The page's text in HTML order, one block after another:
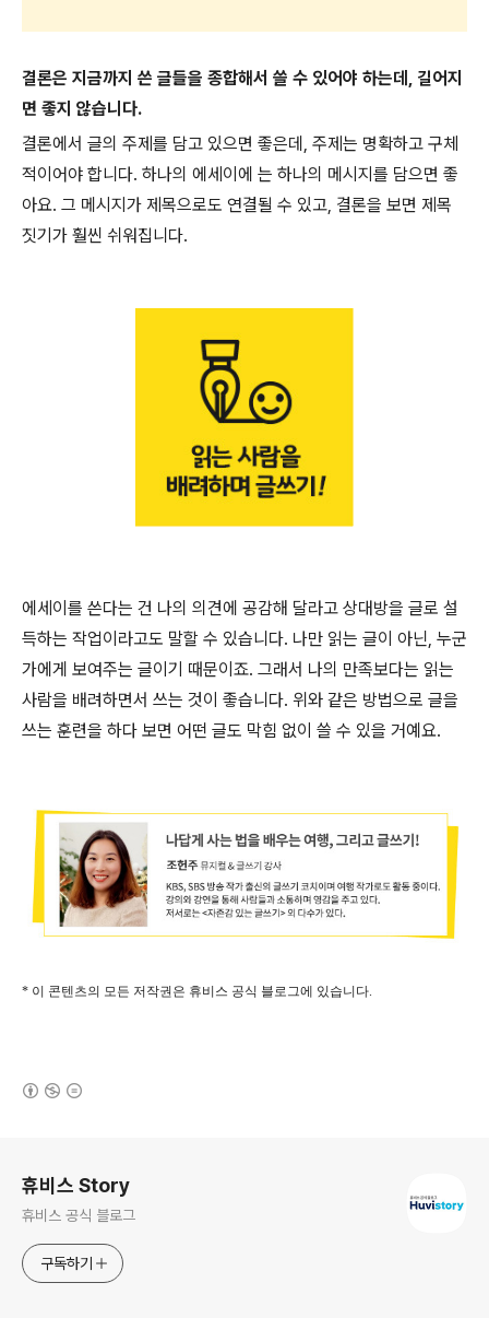
결론은 지금까지 쓴 글들을 종합해서 쓸 수 있어야 하는데, 길어지
면 좋지 않습니다.
결론에서 글의 주제를 담고 있으면 좋은데, 주제는 명확하고 구체
적이어야 합니다. 하나의 에세이에 는 하나의 메시지를 담으면 좋
아요. 그 메시지가 제목으로도 연결될 수 있고, 결론을 보면 제목
짓기가 훨씬 쉬워집니다.
에세이를 쓴다는 건 나의 의견에 공감해 달라고 상대방을 글로 설
득하는 작업이라고도 말할 수 있습니다. 나만 읽는 글이 아닌, 누군
가에게 보여주는 글이기 때문이죠. 그래서 나의 만족보다는 읽는
사람을 배려하면서 쓰는 것이 좋습니다. 위와 같은 방법으로 글을
쓰는 훈련을 하다 보면 어떤 글도 막힘 없이 쓸 수 있을 거예요.
* 이 콘텐츠의 모든 저작권은 휴비스 공식 블로그에 있습니다.
휴비스 Story
휴비스 공식 블로그
구독하기